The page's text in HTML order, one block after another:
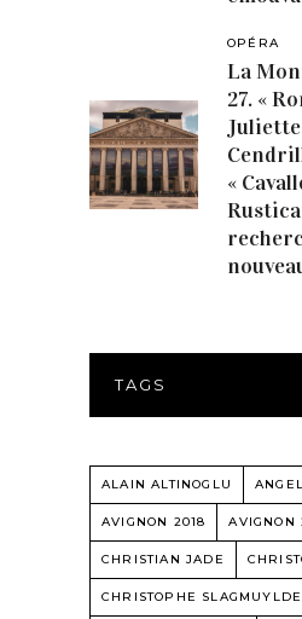
OPÉRA
La
27. «
Juliette
«
TAGS
ALAIN ALTINOGLU
AVIGNON 2018 AVIGNON
CHRISTIAN JADE
CHRISTOPHE